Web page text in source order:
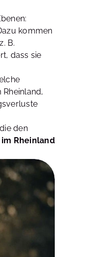
kommen
B.
dass sie
den
Rheinland